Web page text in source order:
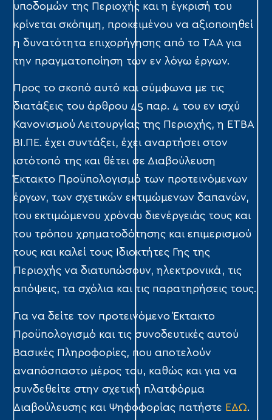
υποδομών της Περιοχής και η έγκρισή του
κρίνεται σκόπιμη, προκειμένου να αξιοποιηθεί
η δυνατότητα επιχορήγησης από το ΤΑΑ για
την πραγματοποίηση των εν λόγω έργων.
Προς το σκοπό αυτό και σύμφωνα με τις
διατάξεις του άρθρου 45 παρ. 4 του εν ισχύ
Κανονισμού Λειτουργίας της Περιοχής, η ΕΤΒΑ
ΒΙ.ΠΕ. έχει συντάξει, έχει αναρτήσει στον
ιστότοπό της και θέτει σε Διαβούλευση
Έκτακτο Προϋπολογισμό των προτεινόμενων
έργων, των σχετικών εκτιμώμενων δαπανών,
του εκτιμώμενου χρόνου διενέργειάς τους και
του τρόπου χρηματοδότησης και επιμερισμού
τους και καλεί τους Ιδιοκτήτες Γης της
Περιοχής να διατυπώσουν, ηλεκτρονικά, τις
απόψεις, τα σχόλια και τις παρατηρήσεις τους.
Για να δείτε τον προτεινόμενο Έκτακτο
Προϋπολογισμό και τις συνοδευτικές αυτού
Βασικές Πληροφορίες, που αποτελούν
αναπόσπαστο μέρος του, καθώς και για να
συνδεθείτε στην σχετική πλατφόρμα
Διαβούλευσης και Ψηφοφορίας πατήστε ΕΔΩ.